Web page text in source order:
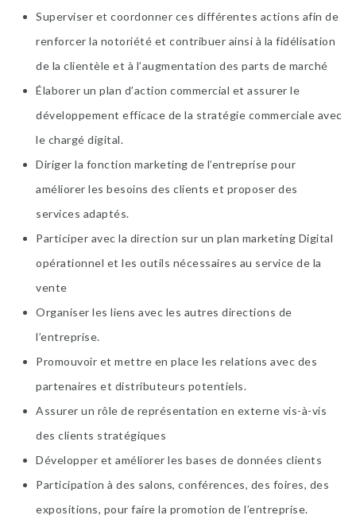
Superviser et coordonner ces différentes actions afin de
renforcer la notoriété et contribuer ainsi à la fidélisation
de la clientèle et à l’augmentation des parts de marché
Élaborer un plan d’action commercial et assurer le
développement efficace de la stratégie commerciale avec
le chargé digital.
Diriger la fonction marketing de l’entreprise pour
améliorer les besoins des clients et proposer des
services adaptés.
Participer avec la direction sur un plan marketing Digital
opérationnel et les outils nécessaires au service de la
vente
Organiser les liens avec les autres directions de
l’entreprise.
Promouvoir et mettre en place les relations avec des
partenaires et distributeurs potentiels.
Assurer un rôle de représentation en externe vis-à-vis
des clients stratégiques
Développer et améliorer les bases de données clients
Participation à des salons, conférences, des foires, des
expositions, pour faire la promotion de l’entreprise.